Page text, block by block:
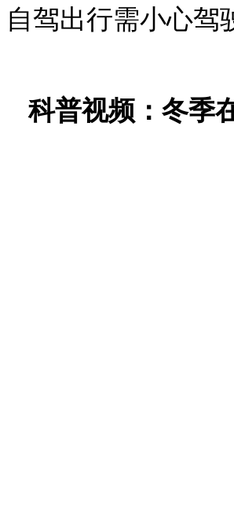
自驾出行需小心驾
科普视频：冬季